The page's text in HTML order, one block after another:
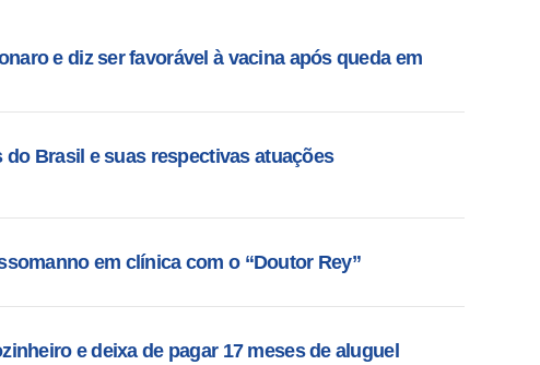
e diz ser favorável à vacina após queda em
Brasil e suas respectivas atuações
em clínica com o “Doutor Rey”
e deixa de pagar 17 meses de aluguel